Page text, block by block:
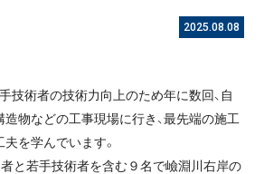
2025.08.08
技術者の技術力向上のため年に数回、自
物などの工事現場に行き、最先端の施工
を学んでいます。
と若手技術者を含む９名で嶮淵川右岸の